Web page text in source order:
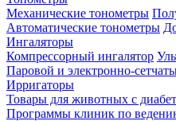
Механические тонометры
Автоматические тонометры
Ингаляторы
Компрессорный ингалятор
Паровой и электронно-
Ирригаторы
Товары для животных с
Программы клиник по